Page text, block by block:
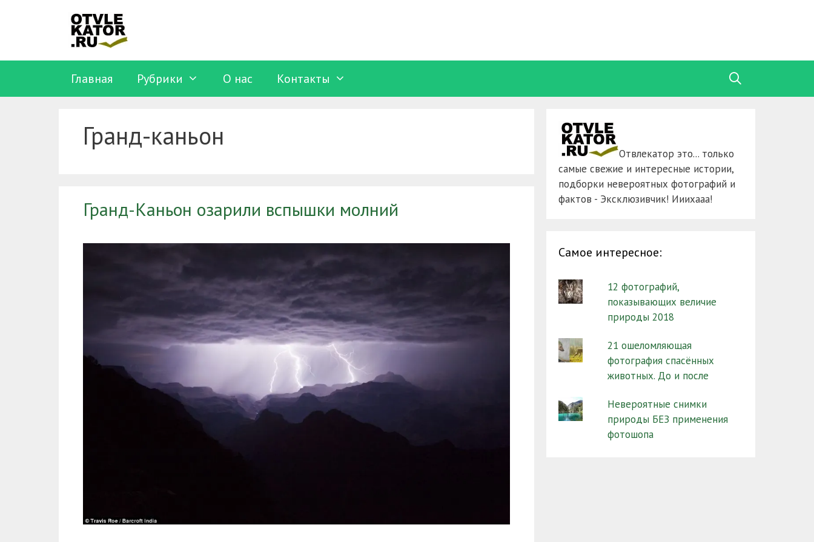
Главная Рубрики O нас Контакты
Гранд-каньон
Гранд-Каньон озарили вспышки молний
Отвлекатор это... только
самые свежие и интересные истории,
подборки невероятных фотографий и
фактов - Эксклюзивчик! Ииихааа!
Самое интересное:
12 фотографий,
показывающих величие
природы 2018
21 ошеломляющая
фотография спасённых
животных. До и после
Невероятные снимки
природы БЕЗ применения
фотошопа